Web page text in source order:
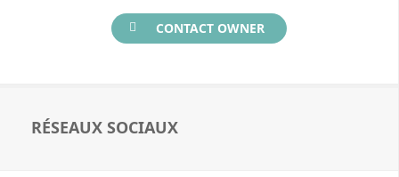
CONTACT OWNER
RÉSEAUX SOCIAUX